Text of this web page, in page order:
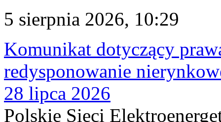
5 sierpnia 2026, 10:29
Komunikat dotyczący
redysponowanie
28 lipca 2026
Polskie Sieci